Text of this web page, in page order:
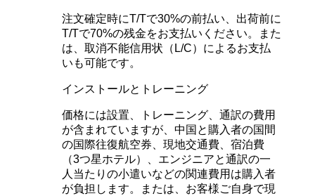
注文確定時にT/Tで30%の前払い、出荷前に
T/Tで70%の残金をお支払いください。また
は、取消不能信用状（L/C）によるお支払
いも可能です。
インストールとトレーニング
価格には設置、トレーニング、通訳の費用
が含まれていますが、中国と購入者の国間
の国際往復航空券、現地交通費、宿泊費
（3つ星ホテル）、エンジニアと通訳の一
人当たりの小遣いなどの関連費用は購入者
が負担します。または、お客様ご自身で現